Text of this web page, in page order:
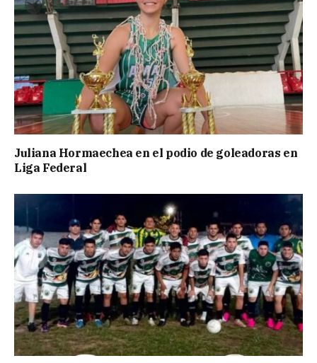
Juliana Hormaechea en el podio de goleadoras en
Liga Federal